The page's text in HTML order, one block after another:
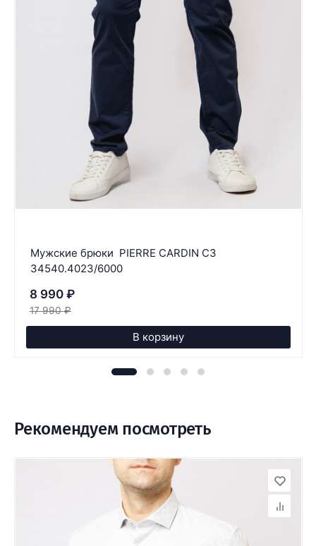
Мужские брюки PIERRE CARDIN C3
34540.4023/6000
8 990 ₽
17 990 ₽
В корзину
Рекомендуем посмотреть